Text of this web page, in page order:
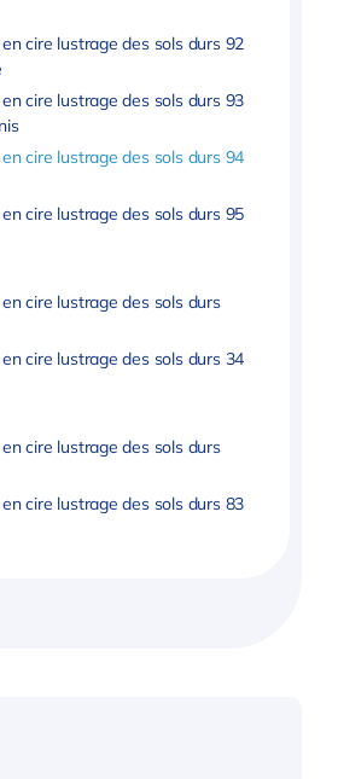
cire lustrage des sols durs 92
cire lustrage des sols durs 93
cire lustrage des sols durs 94
cire lustrage des sols durs 95
cire lustrage des sols durs
cire lustrage des sols durs 34
cire lustrage des sols durs
cire lustrage des sols durs 83